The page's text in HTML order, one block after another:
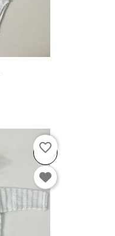
favorite_border